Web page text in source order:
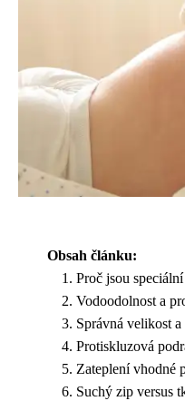
Obsah článku:
Proč jsou
Vodoodolnost a
Správná velikost
Protiskluzová
Zateplení vhodné
Suchý zip versus